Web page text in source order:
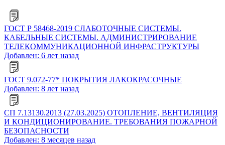
ГОСТ Р 58468-2019 СЛАБОТОЧНЫЕ СИСТЕМЫ.
КАБЕЛЬНЫЕ СИСТЕМЫ. АДМИНИСТРИРОВАНИЕ
ТЕЛЕКОММУНИКАЦИОННОЙ ИНФРАСТРУКТУРЫ
Добавлен: 6 лет назад
ГОСТ 9.072-77* ПОКРЫТИЯ ЛАКОКРАСОЧНЫЕ
Добавлен: 8 лет назад
СП 7.13130.2013 (27.03.2025) ОТОПЛЕНИЕ, ВЕНТИЛЯЦИЯ
И КОНДИЦИОНИРОВАНИЕ. ТРЕБОВАНИЯ ПОЖАРНОЙ
БЕЗОПАСНОСТИ
Добавлен: 8 месяцев назад